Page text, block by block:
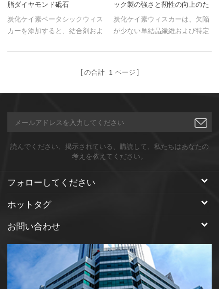
脂ダイヤモンド砥石
炭化ケイ素ベータシックウィス
カーを添加すると、結合剤およ
よび研磨特性を大幅に向上させ
ック製の強さと靭性の向上のた
めのベータSiCウィスカー。
炭化ケイ素ウィスカーは、欠陥
が少ない単結晶繊維および特定
い高温抵抗と高強度を持ってい
れます高温高強度塗布材料が必
らの性能 βタイプ α型 そして、
より良好な靭性、電気伝導性、
耐摩耗性、高温抵抗、特殊抵抗
耐震性、耐食性、耐食性、耐放
射線性がある。、エンジン、 高
温 タービンローター、特殊コン
の合計 1 ページ
読んでください、掲示されている、購読して、私たちはあなたの
考えを教えてください。
フォローしてください
ホットタグ
お問い合わせ